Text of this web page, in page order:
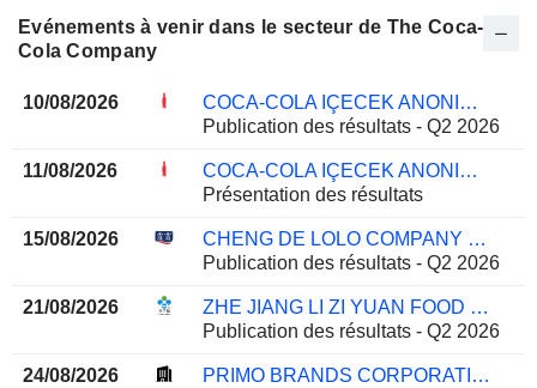
Evénements à venir dans le secteur de The Coca-
Cola Company
10/08/2026
COCA-COLA IÇECEK ANONIM SIRKETI
Publication des résultats - Q2 2026
11/08/2026
COCA-COLA IÇECEK ANONIM SIRKETI
Présentation des résultats
15/08/2026
CHENG DE LOLO COMPANY LIMITED
Publication des résultats - Q2 2026
21/08/2026
ZHE JIANG LI ZI YUAN FOOD CO.,LTD.
Publication des résultats - Q2 2026
24/08/2026
PRIMO BRANDS CORPORATION